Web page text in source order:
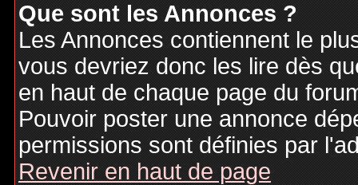
Que sont les Annonces ?
Les Annonces contiennent le
vous devriez donc les lire dès
en haut de chaque page du
Pouvoir poster une annonce
permissions sont définies par
Revenir en haut de page